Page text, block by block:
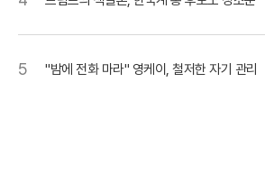
5 "밤에 전화 마라" 영케이, 철저한 자기 관리